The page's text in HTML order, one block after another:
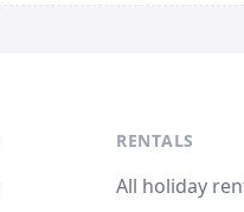
RENTALS
All holiday